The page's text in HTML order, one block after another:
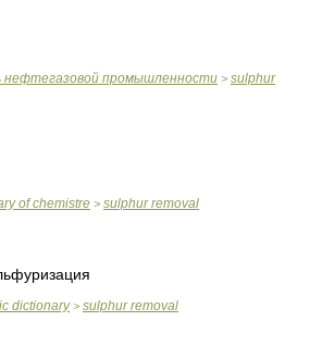
нефтегазовой промышленности > sulphur
of chemistre > sulphur removal
dictionary> sulphur removal